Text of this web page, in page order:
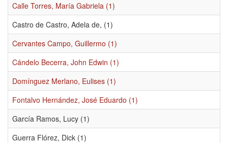
Calle Torres, María Gabriela (1)
Castro de Castro, Adela de, (1)
Cervantes Campo, Guillermo (1)
Cándelo Becerra, John Edwin (1)
Domínguez Merlano, Eulises (1)
Fontalvo Hernández, José Eduardo (1)
García Ramos, Lucy (1)
Guerra Flórez, Dick (1)